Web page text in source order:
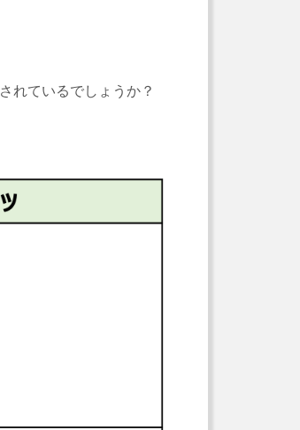
れているでしょうか？